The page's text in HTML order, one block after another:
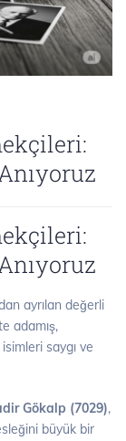
ayrılan değerli
adamış,
saygı ve
Gökalp (7029),
büyük bir